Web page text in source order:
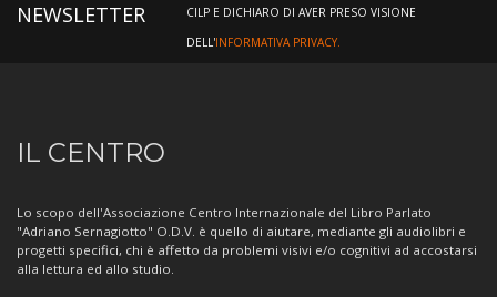
NEWSLETTER
CILP E DICHIARO DI AVER PRESO VISIONE
DELL'INFORMATIVA PRIVACY.
Informazioni
sul
Centro
IL CENTRO
Lo scopo dell'Associazione Centro Internazionale del Libro Parlato
"Adriano Sernagiotto" O.D.V. è quello di aiutare, mediante gli audiolibri e
progetti specifici, chi è affetto da problemi visivi e/o cognitivi ad accostarsi
alla lettura ed allo studio.